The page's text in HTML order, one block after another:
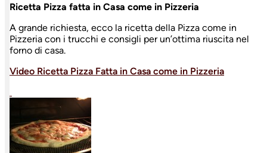
Ricetta Pizza fatta in Casa come in Pizzeria
A grande richiesta, ecco la ricetta della Pizza come in
Pizzeria con i trucchi e consigli per un’ottima riuscita nel
forno di casa.
Video Ricetta Pizza Fatta in Casa come in Pizzeria